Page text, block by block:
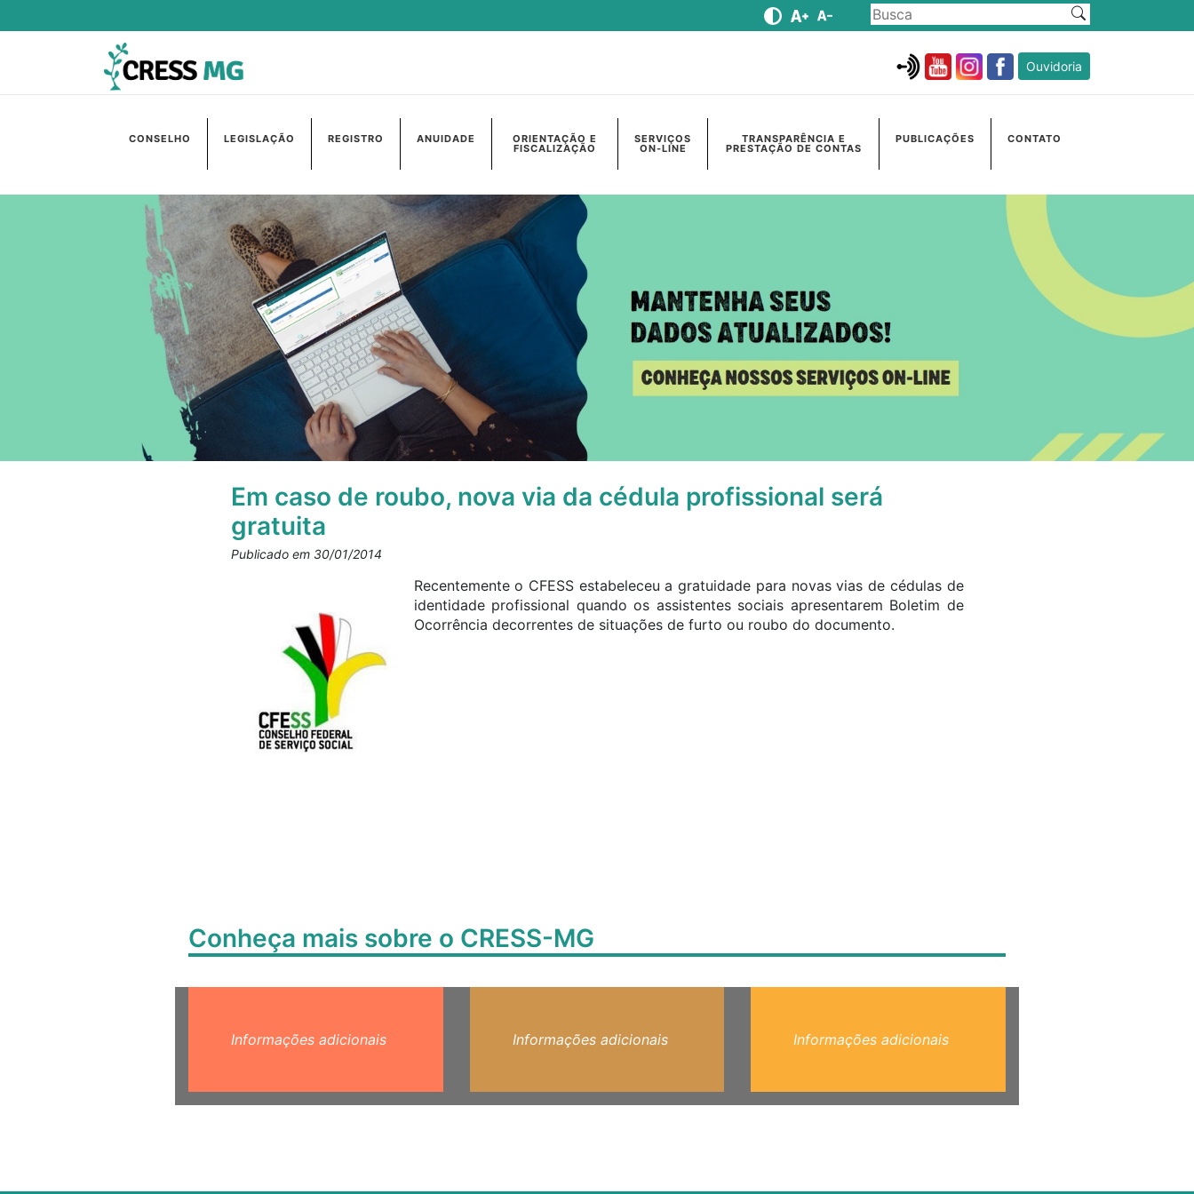
Ouvidoria
CONSELHO LEGISLAÇÃO REGISTRO ANUIDADE ORIENTAÇÃO E
FISCALIZAÇÃO
SERVIÇOS
ON-LINE
TRANSPARÊNCIA E
PRESTAÇÃO DE CONTAS
PUBLICAÇÕES CONTATO
Em caso de roubo, nova via da cédula profissional será
gratuita
Publicado em 30/01/2014
Recentemente o CFESS estabeleceu a gratuidade para novas vias de cédulas de
identidade profissional quando os assistentes sociais apresentarem Boletim de
Ocorrência decorrentes de situações de furto ou roubo do documento.
Conheça mais sobre o CRESS-MG
Informações adicionais Informações adicionais Informações adicionais